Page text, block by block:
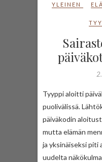
YLEINEN
Tyyppi aloitti
puolivälissä.
päiväkodin
mutta elämän
ja yksinäiseksi piti
uudelta